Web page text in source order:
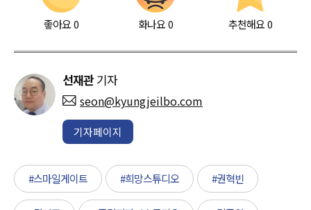
좋아요0 화나요0 추천해요 0
선재관 기자
seon@kyungjeilbo.com
기자페이지
#스마일게이트 #희망스튜디오 #권혁빈